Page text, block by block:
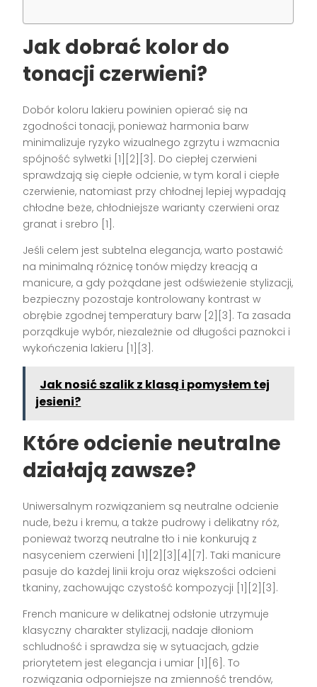
Jak dobrać kolor do
tonacji czerwieni?
Dobór koloru lakieru powinien opierać się na
zgodności tonacji, ponieważ harmonia barw
minimalizuje ryzyko wizualnego zgrzytu i wzmacnia
spójność sylwetki [1][2][3]. Do ciepłej czerwieni
sprawdzają się ciepłe odcienie, w tym koral i ciepłe
czerwienie, natomiast przy chłodnej lepiej wypadają
chłodne beże, chłodniejsze warianty czerwieni oraz
granat i srebro [1].
Jeśli celem jest subtelna elegancja, warto postawić
na minimalną różnicę tonów między kreacją a
manicure, a gdy pożądane jest odświeżenie stylizacji,
bezpieczny pozostaje kontrolowany kontrast w
obrębie zgodnej temperatury barw [2][3]. Ta zasada
porządkuje wybór, niezależnie od długości paznokci i
wykończenia lakieru [1][3].
Jak nosić szalik z klasą i pomysłem tej
jesieni?
Które odcienie neutralne
działają zawsze?
Uniwersalnym rozwiązaniem są neutralne odcienie
nude, beżu i kremu, a także pudrowy i delikatny róż,
ponieważ tworzą neutralne tło i nie konkurują z
nasyceniem czerwieni [1][2][3][4][7]. Taki manicure
pasuje do każdej linii kroju oraz większości odcieni
tkaniny, zachowując czystość kompozycji [1][2][3].
French manicure w delikatnej odsłonie utrzymuje
klasyczny charakter stylizacji, nadaje dłoniom
schludność i sprawdza się w sytuacjach, gdzie
priorytetem jest elegancja i umiar [1][6]. To
rozwiązania odporniejsze na zmienność trendów,